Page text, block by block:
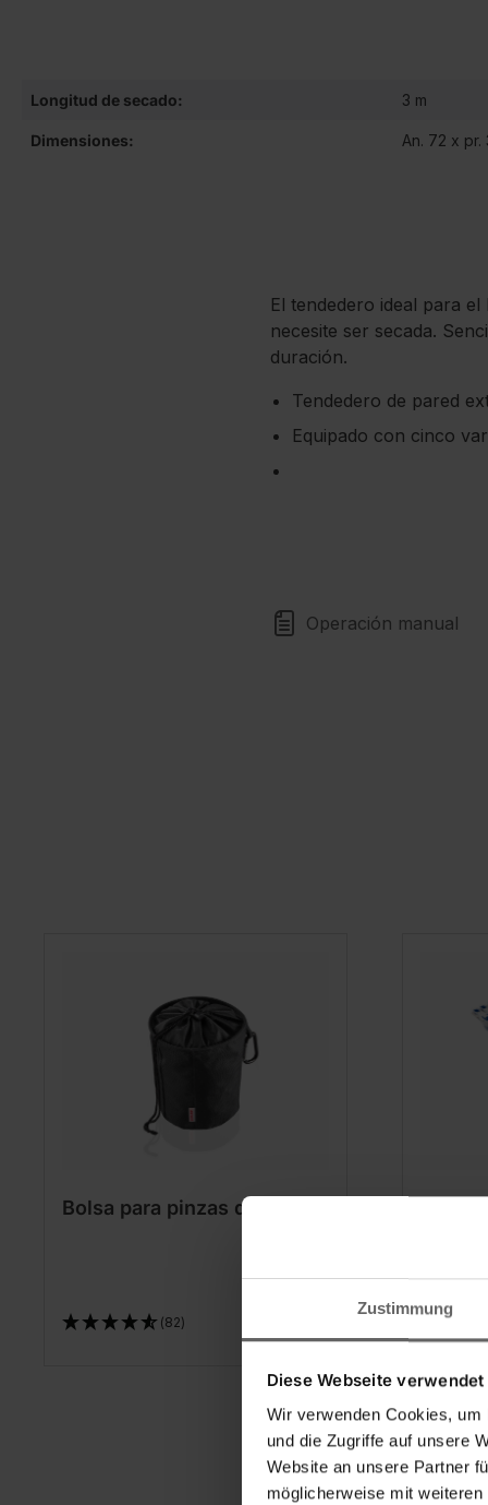
Zustimmung
Diese Webseite
Wir verwenden Cookies,
und die Zugriffe auf unsere
Website an unsere Partner
möglicherweise mit
Longitud de secado: 3 m
Dimensiones: An. 72 x pr.
El tendedero ideal para
necesite ser secada.
duración.
Tendedero de pared
Equipado con cinco
Operación manual
Bolsa para pinzas de ropa
(82)